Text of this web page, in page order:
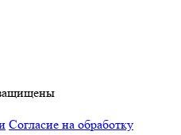
Согласие на обработку